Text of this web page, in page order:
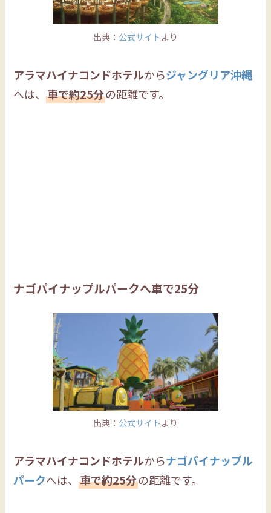
出典： 公式サイトより
アラマハイナコンドホテルからジャングリア沖縄
へは、車で約25分の距離です。
ナゴパイナップルパークへ車で25分
出典： 公式サイトより
アラマハイナコンドホテルからナゴパイナップル
パークへは、車で約25分の距離です。